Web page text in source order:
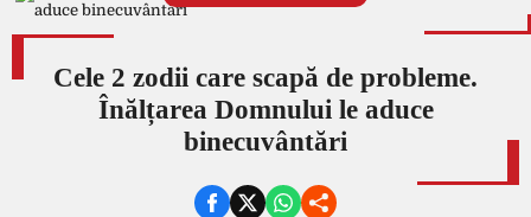
Cele 2 zodii care scapă de probleme.
Înălțarea Domnului le aduce
binecuvântări